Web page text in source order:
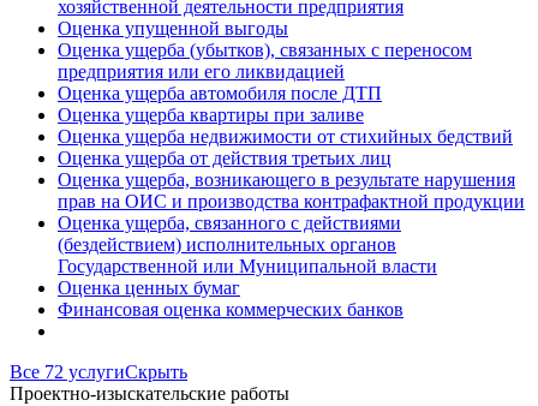
хозяйственной деятельности предприятия
Оценка упущенной выгоды
Оценка ущерба (убытков), связанных с переносом
предприятия или его ликвидацией
Оценка ущерба автомобиля после ДТП
Оценка ущерба квартиры при заливе
Оценка ущерба недвижимости от стихийных бедствий
Оценка ущерба от действия третьих лиц
Оценка ущерба, возникающего в результате нарушения
прав на ОИС и производства контрафактной продукции
Оценка ущерба, связанного с действиями
(бездействием) исполнительных органов
Государственной или Муниципальной власти
Оценка ценных бумаг
Финансовая оценка коммерческих банков
Все 72 услугиСкрыть
Проектно-изыскательские работы